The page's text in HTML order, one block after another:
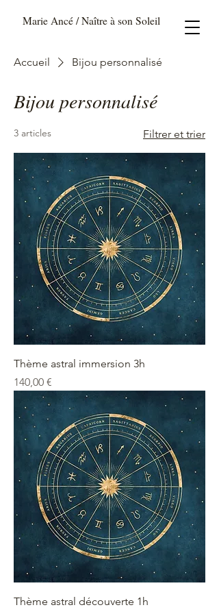
Marie Ancé / Naître à son Soleil
Accueil Bijou personnalisé
Bijou personnalisé
3 articles Filtrer et trier
Thème astral immersion 3h
Prix
140,00 €
Thème astral découverte 1h